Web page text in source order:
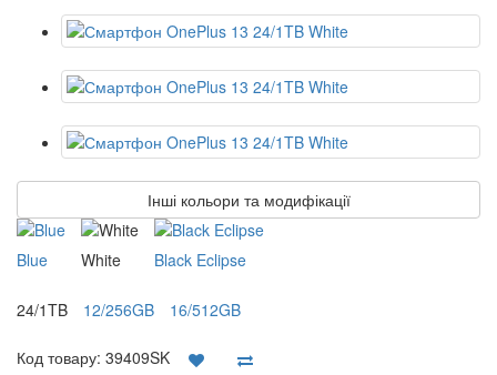
Інші кольори та модифікації
Blue White Black Eclipse
24/1TB 12/256GB 16/512GB
Код товару: 39409SK